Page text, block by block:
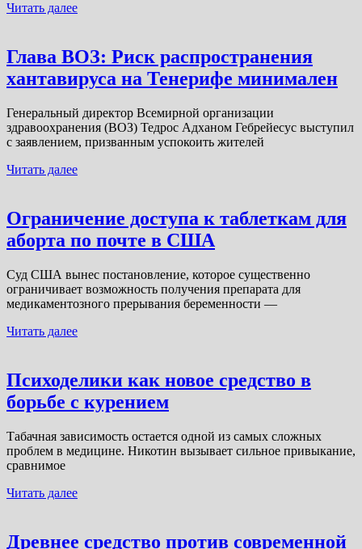
Читать далее
Глава ВОЗ: Риск распространения
хантавируса на Тенерифе минимален
Генеральный директор Всемирной организации
здравоохранения (ВОЗ) Тедрос Адханом Гебрейесус выступил
с заявлением, призванным успокоить жителей
Читать далее
Ограничение доступа к таблеткам для
аборта по почте в США
Суд США вынес постановление, которое существенно
ограничивает возможность получения препарата для
медикаментозного прерывания беременности —
Читать далее
Психоделики как новое средство в
борьбе с курением
Табачная зависимость остается одной из самых сложных
проблем в медицине. Никотин вызывает сильное привыкание,
сравнимое
Читать далее
Древнее средство против современной